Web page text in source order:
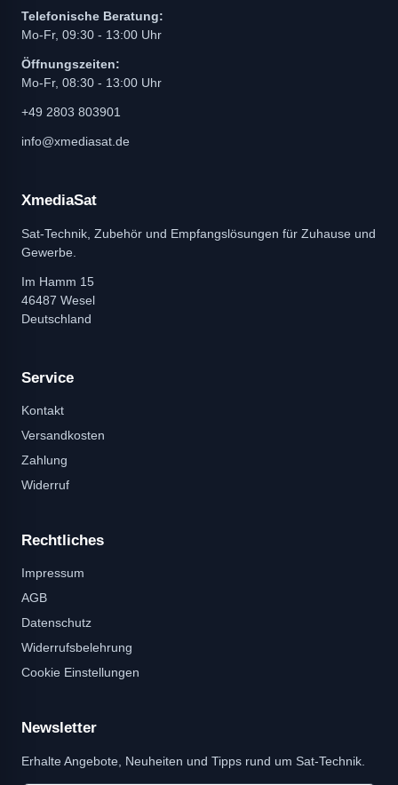
Telefonische Beratung:
Mo-Fr, 09:30 - 13:00 Uhr
Öffnungszeiten:
Mo-Fr, 08:30 - 13:00 Uhr
+49 2803 803901
info@xmediasat.de
XmediaSat
Sat-Technik, Zubehör und Empfangslösungen für Zuhause und
Gewerbe.
Im Hamm 15
46487 Wesel
Deutschland
Service
Kontakt
Versandkosten
Zahlung
Widerruf
Rechtliches
Impressum
AGB
Datenschutz
Widerrufsbelehrung
Cookie Einstellungen
Newsletter
Erhalte Angebote, Neuheiten und Tipps rund um Sat-Technik.